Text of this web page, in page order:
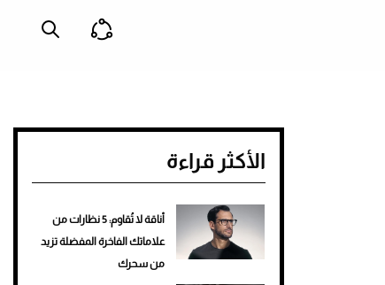
الأكثر قراءة
أناقة لا تُقاوم: 5 نظارات من
علاماتك الفاخرة المفضلة تزيد
من سحرك